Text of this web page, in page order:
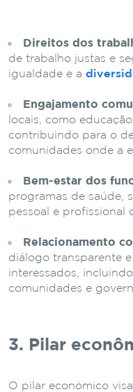
Direitos dos
de trabalho justas e
igualdade e a
Engajamento
locais, como
contribuindo para o
comunidades onde a
Bem-estar dos
programas de saúde,
pessoal e profissional
Relacionamento
diálogo transparente
interessados,
comunidades e
3. Pilar
O pilar econômico